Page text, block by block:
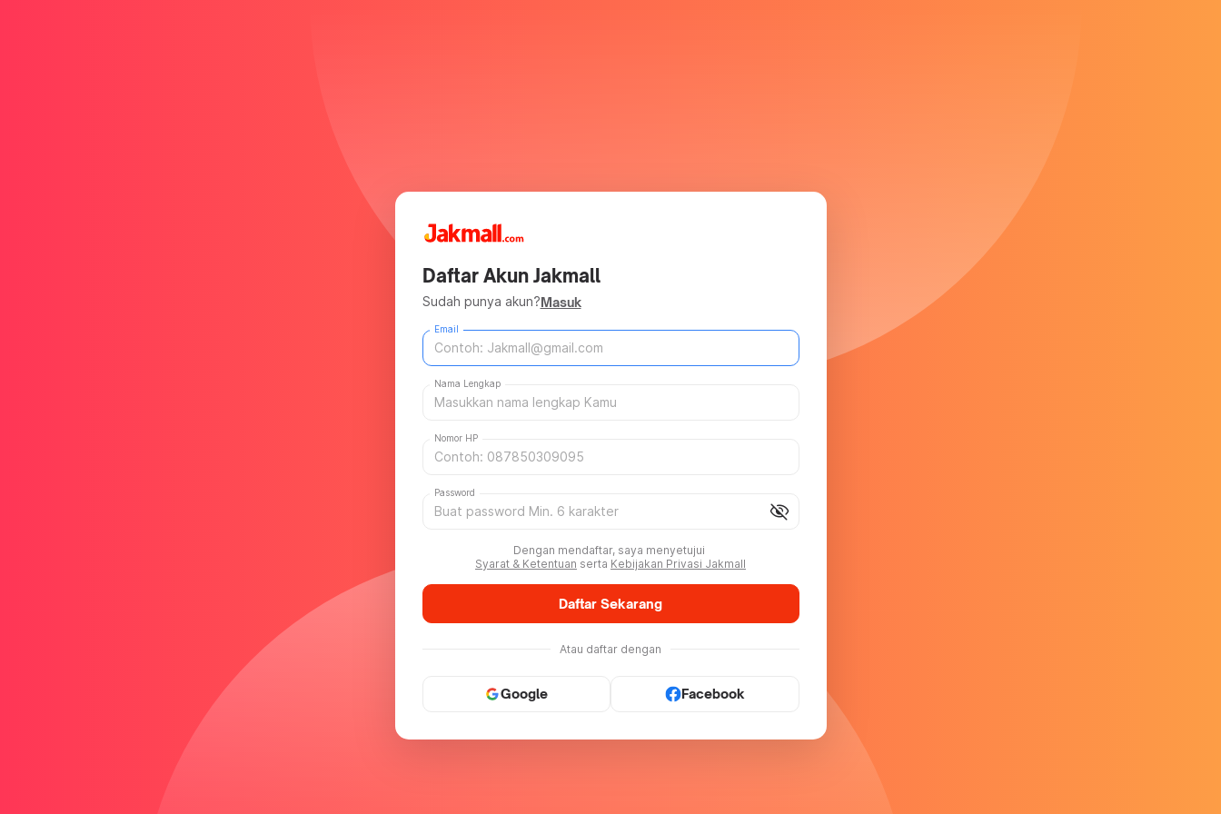
Daftar Akun Jakmall
Sudah punya akun?Masuk
Email
Nama Lengkap
Nomor HP
visibility_off
Password
Dengan mendaftar, saya menyetujui
Syarat & Ketentuan serta Kebijakan Privasi Jakmall
Daftar Sekarang
Atau daftar dengan
Google Facebook